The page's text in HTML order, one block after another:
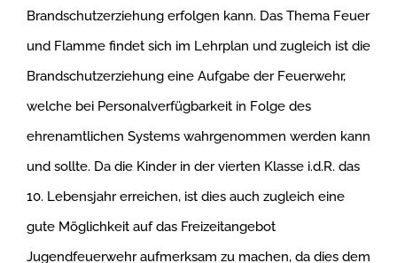
Brandschutzerziehung erfolgen kann. Das Thema Feuer
und Flamme findet sich im Lehrplan und zugleich ist die
Brandschutzerziehung eine Aufgabe der Feuerwehr,
welche bei Personalverfügbarkeit in Folge des
ehrenamtlichen Systems wahrgenommen werden kann
und sollte. Da die Kinder in der vierten Klasse i.d.R. das
10. Lebensjahr erreichen, ist dies auch zugleich eine
gute Möglichkeit auf das Freizeitangebot
Jugendfeuerwehr aufmerksam zu machen, da dies dem